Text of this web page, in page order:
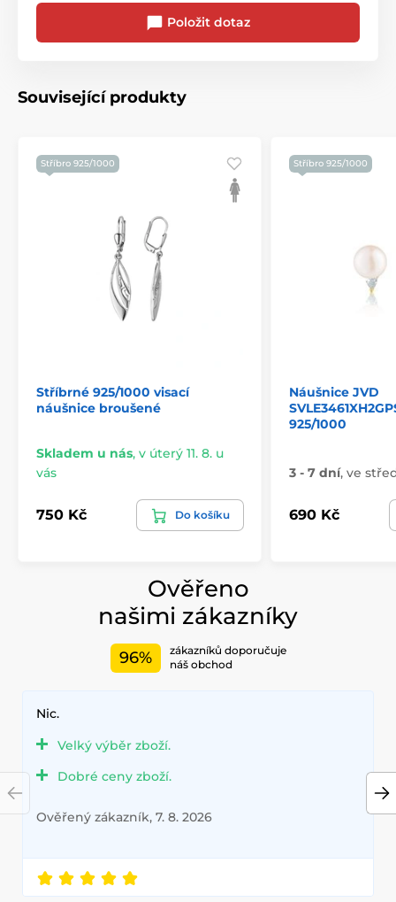
Položit dotaz
Související produkty
Stříbro 925/1000
Stříbrné 925/1000 visací
náušnice broušené
Skladem u nás, v úterý 11. 8. u
vás
750 Kč Do košíku
Stříbro 925/1000
Náušnice JVD
925/1000
3 - 7 dní, ve
690 Kč
Ověřeno
našimi zákazníky
96%
zákazníků doporučuje
náš obchod
Nic.
Velký výběr zboží.
Dobré ceny zboží.
Ověřený zákazník, 7. 8. 2026